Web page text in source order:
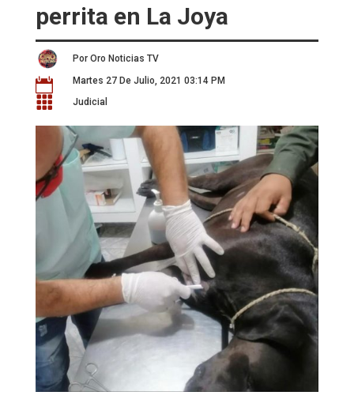
perrita en La Joya
Por Oro Noticias TV
 Martes 27 De Julio, 2021 03:14 PM
 Judicial